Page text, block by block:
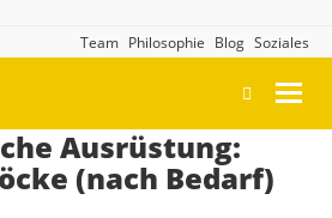
Soziales
Blog
Philosophie
Team
Ausrüstung:
(nach Bedarf)